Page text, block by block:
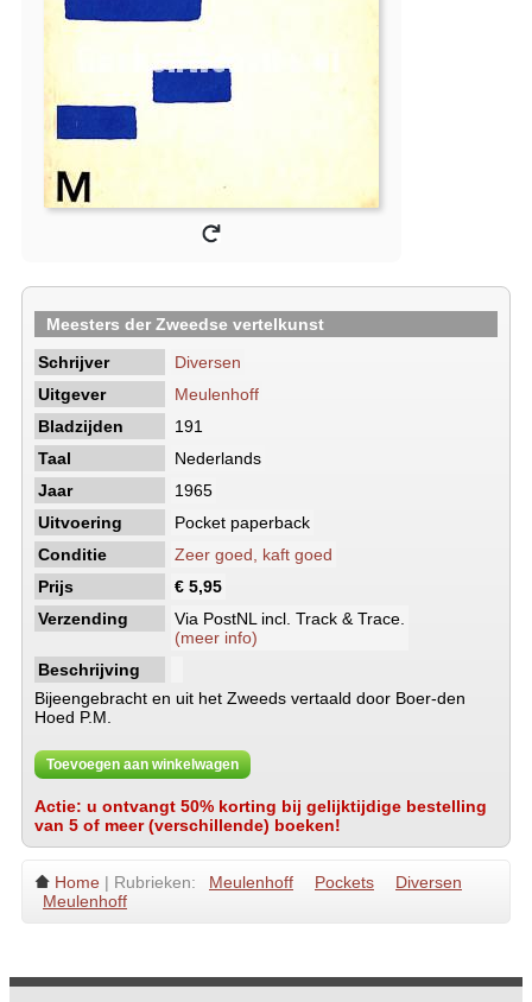
Meesters der Zweedse vertelkunst
Schrijver
Diversen
Uitgever
Meulenhoff
Bladzijden
191
Taal
Nederlands
Jaar
1965
Uitvoering
Pocket paperback
Conditie
Zeer goed, kaft goed
Prijs
€ 5,95
Verzending
Via PostNL incl. Track & Trace.
(meer info)
Beschrijving
Bijeengebracht en uit het Zweeds vertaald door Boer-den
Hoed P.M.
Toevoegen aan winkelwagen
Actie: u ontvangt 50% korting bij gelijktijdige bestelling
van 5 of meer (verschillende) boeken!
Home | Rubrieken: Meulenhoff Pockets
Diversen
Meulenhoff